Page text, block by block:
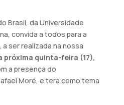
Brasil, da Universidade
convida a todos para a
a ser realizada na nossa
próxima quinta-feira (17),
a presença do
Moré, e terá como tema